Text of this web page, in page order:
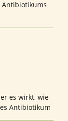
Antibiotikums
es wirkt, wie
Antibiotikum